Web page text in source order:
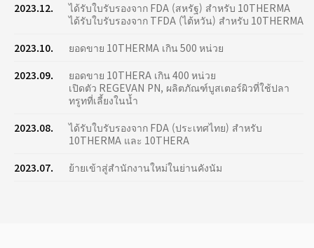
2023.12.
ได้รับใบรับรองจาก FDA (สหรัฐ) สำหรับ 10THERMA
ได้รับใบรับรองจาก TFDA (ไต้หวัน) สำหรับ 10THERMA
2023.10.
ยอดขาย 10THERMA เกิน 500 หน่วย
2023.09.
ยอดขาย 10THERA เกิน 400 หน่วย
เปิดตัว REGEVAN PN, ผลิตภัณฑ์บูสเตอร์ผิวที่ใช้ปลา
ทรูทที่เลี้ยงในน้ำ
2023.08.
ได้รับใบรับรองจาก FDA (ประเทศไทย) สำหรับ
10THERMA และ 10THERA
2023.07.
ย้ายเข้าสู่สำนักงานใหม่ในย่านคังนัม